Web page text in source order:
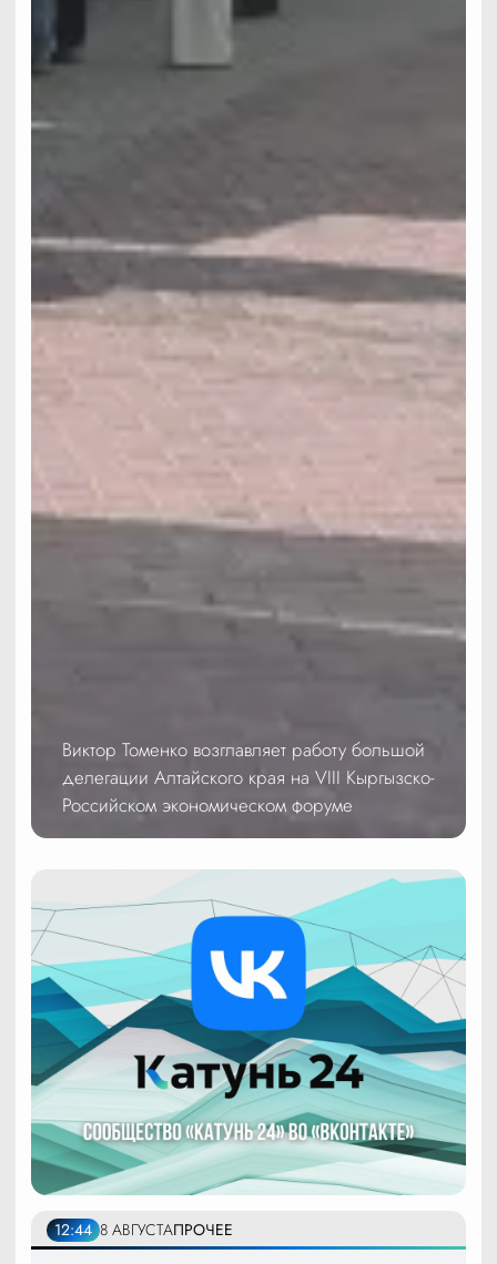
Виктор Томенко возглавляет работу большой
делегации Алтайского края на VIII Кыргызско-
Российском экономическом форуме
12:44 8 АВГУСТАПРОЧЕЕ